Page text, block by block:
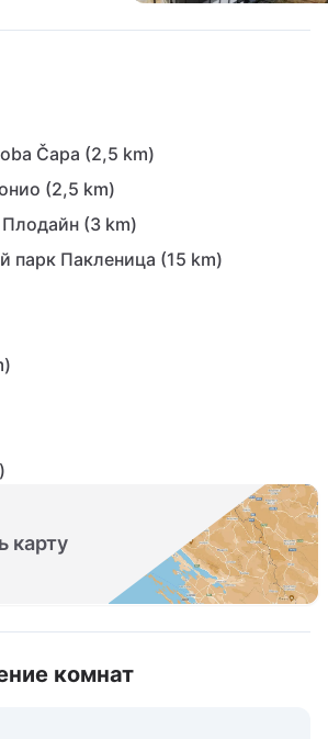
Čapa (2,5 km)
(2,5 km)
(3 km)
парк Пакленица (15 km)
карту
комнат